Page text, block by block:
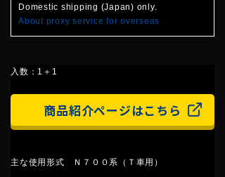
Domestic shipping (Japan) only.
About proxy service for overseas
入数：1＋1
商品紹介ページはこちら
主な使用形式 Ｎ７００系（Ｔ車用）